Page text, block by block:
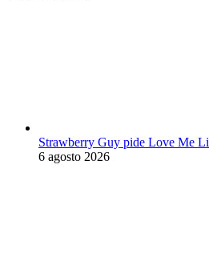
Strawberry Guy pide Love Me
6 agosto 2026